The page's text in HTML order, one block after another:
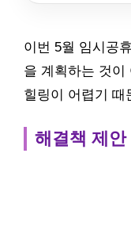
이번 5월 임시공
을 계획하는 것이
힐링이 어렵기 때
해결책 제안